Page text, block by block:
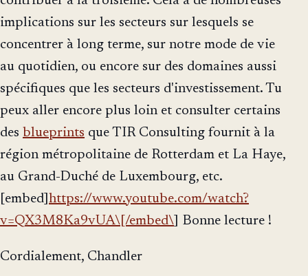
implications sur les secteurs sur lesquels se
concentrer à long terme, sur notre mode de vie
au quotidien, ou encore sur des domaines aussi
spécifiques que les secteurs d'investissement. Tu
peux aller encore plus loin et consulter certains
des blueprints que TIR Consulting fournit à la
région métropolitaine de Rotterdam et La Haye,
au Grand-Duché de Luxembourg, etc.
[embed] https://www.youtube.com/watch?
v=QX3M8Ka9vUA\[/embed\ ] Bonne lecture !
Cordialement, Chandler